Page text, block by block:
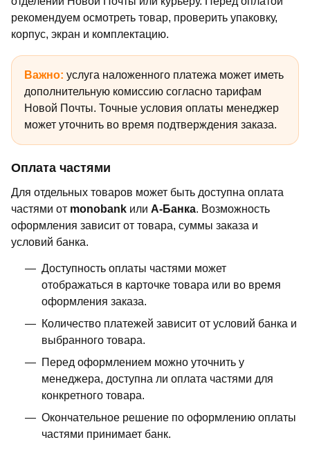
рекомендуем осмотреть товар, проверить упаковку,
корпус, экран и комплектацию.
Важно: услуга наложенного платежа может иметь
дополнительную комиссию согласно тарифам
Новой Почты. Точные условия оплаты менеджер
может уточнить во время подтверждения заказа.
Оплата частями
Для отдельных товаров может быть доступна оплата
частями от monobank или А-Банка. Возможность
оформления зависит от товара, суммы заказа и
условий банка.
Доступность оплаты частями может
отображаться в карточке товара или во время
оформления заказа.
Количество платежей зависит от условий банка и
выбранного товара.
Перед оформлением можно уточнить у
менеджера, доступна ли оплата частями для
конкретного товара.
Окончательное решение по оформлению оплаты
частями принимает банк.